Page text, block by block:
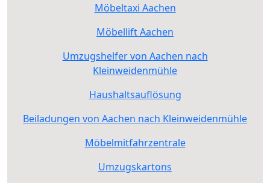
Möbeltaxi Aachen
Möbellift Aachen
Umzugshelfer von Aachen nach
Kleinweidenmühle
Haushaltsauflösung
Beiladungen von Aachen nach Kleinweidenmühle
Möbelmitfahrzentrale
Umzugskartons